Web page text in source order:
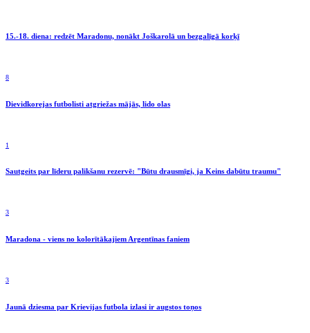
15.-18. diena: redzēt Maradonu, nonākt Joškarolā un bezgalīgā korķī
8
Dievidkorejas futbolisti atgriežas mājās, lido olas
1
Sautgeits par līderu palikšanu rezervē: "Būtu drausmīgi, ja Keins dabūtu traumu"
3
Maradona - viens no kolorītākajiem Argentīnas faniem
3
Jaunā dziesma par Krievijas futbola izlasi ir augstos toņos